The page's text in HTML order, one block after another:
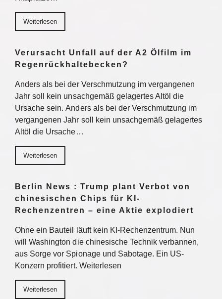
Weiterlesen
Verursacht Unfall auf der A2 Ölfilm im
Regenrückhaltebecken?
Anders als bei der Verschmutzung im vergangenen
Jahr soll kein unsachgemäß gelagertes Altöl die
Ursache sein. Anders als bei der Verschmutzung im
vergangenen Jahr soll kein unsachgemäß gelagertes
Altöl die Ursache…
Weiterlesen
Berlin News : Trump plant Verbot von
chinesischen Chips für KI-
Rechenzentren – eine Aktie explodiert
Ohne ein Bauteil läuft kein KI-Rechenzentrum. Nun
will Washington die chinesische Technik verbannen,
aus Sorge vor Spionage und Sabotage. Ein US-
Konzern profitiert. Weiterlesen
Weiterlesen